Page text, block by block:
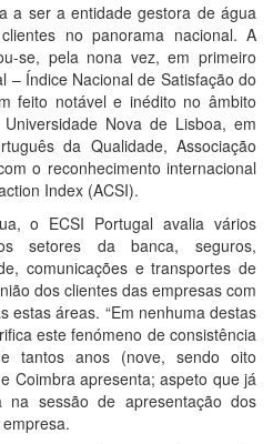
a ser a entidade gestora de água
no panorama nacional. A
se, pela nona vez, em primeiro
– Índice Nacional de Satisfação do
feito notável e inédito no âmbito
Nova de Lisboa, em
da Qualidade, Associação
o reconhecimento internacional
Index (ACSI).
o ECSI Portugal avalia vários
setores da banca, seguros,
comunicações e transportes de
dos clientes das empresas com
estas áreas. “Em nenhuma destas
este fenómeno de consistência
tantos anos (nove, sendo oito
Coimbra apresenta; aspeto que já
na sessão de apresentação dos